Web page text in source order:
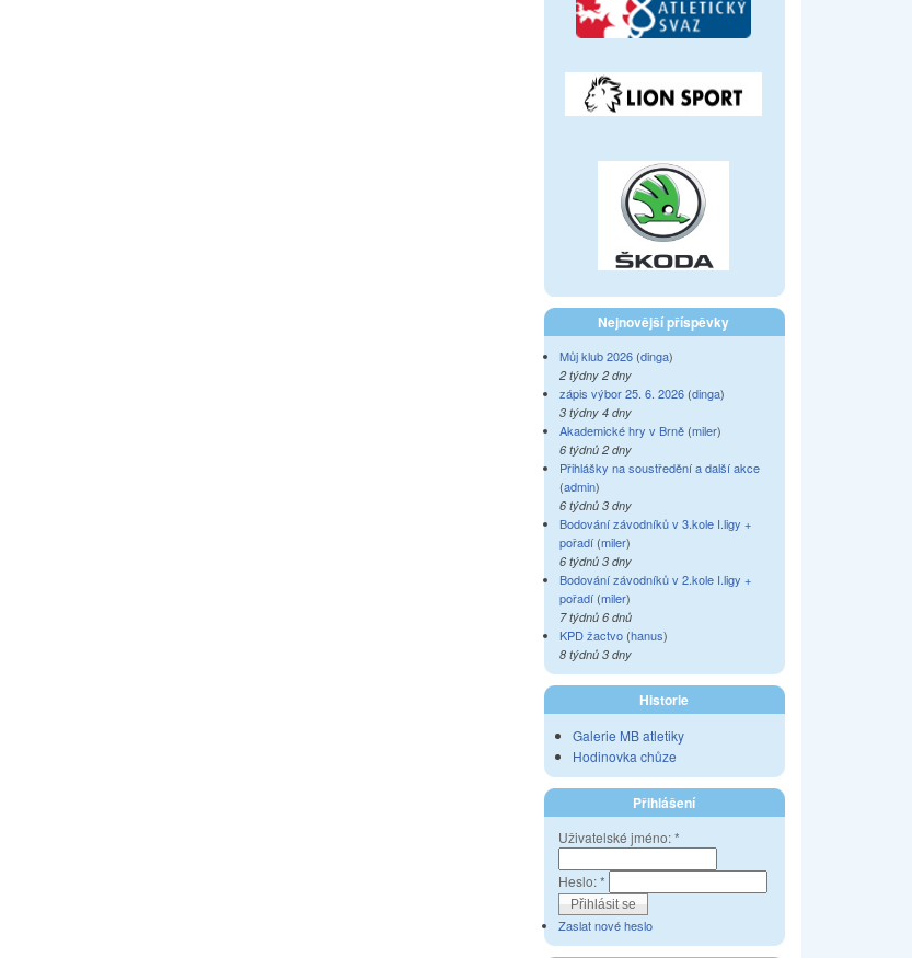
Nejnovější příspěvky
Můj klub 2026(dinga)
2 týdny 2 dny
zápis výbor 25. 6. 2026(dinga)
3 týdny 4 dny
Akademické hry v Brně(miler)
6 týdnů 2 dny
Přihlášky na soustředění a další akce
(admin)
6 týdnů 3 dny
Bodování závodníků v 3.kole I.ligy +
pořadí(miler)
6 týdnů 3 dny
Bodování závodníků v 2.kole I.ligy +
pořadí(miler)
7 týdnů 6 dnů
KPD žactvo(hanus)
8 týdnů 3 dny
Historie
Galerie MB atletiky
Hodinovka chůze
Přihlášení
Uživatelské jméno:*
Heslo:*
Zaslat nové heslo